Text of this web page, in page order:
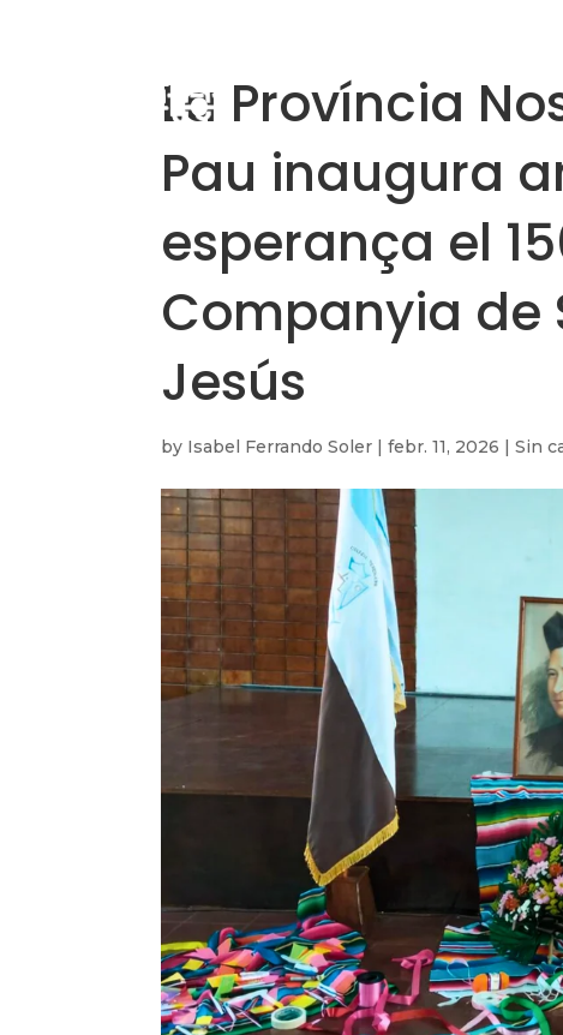
La Província
Pau inaugura
esperança el
Companyia de
Jesús
by Isabel Ferrando Soler |febr. 11, 2026 |Sin